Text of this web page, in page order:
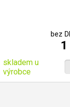
bez
skladem u
výrobce